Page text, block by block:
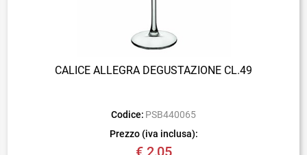
CALICE ALLEGRA DEGUSTAZIONE CL.49
Codice: PSB440065
Prezzo (iva inclusa):
€ 2,05